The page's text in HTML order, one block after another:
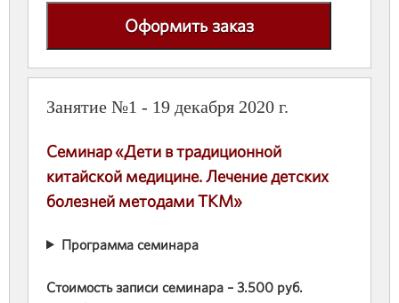
Оформить заказ
Занятие №1 - 19 декабря 2020 г.
Семинар«Дети в традиционной
китайской медицине. Лечение детских
болезней методами ТКМ»
Программа семинара
Стоимость записи семинара – 3.500 руб.